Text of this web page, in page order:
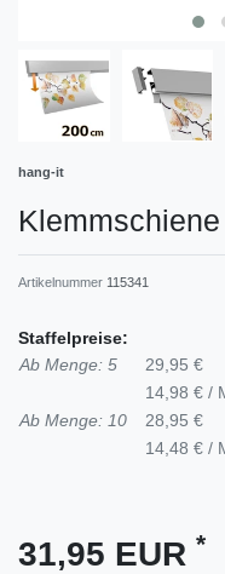
hang-it
Artikelnummer 115341
Staffelpreise:
Ab Menge: 5
29,95 €
14,98 € /
Ab Menge: 10
28,95 €
14,48 € /
31,95 EUR *